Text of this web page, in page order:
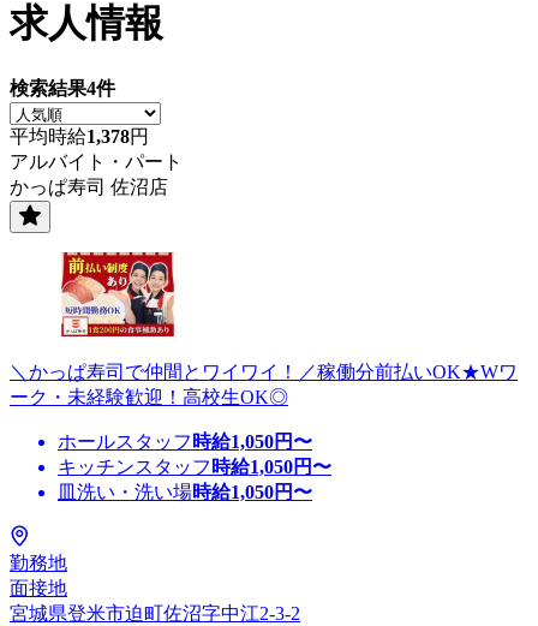
求人情報
検索結果4件
平均時給1,378円
アルバイト・パート
かっぱ寿司 佐沼店
＼かっぱ寿司で仲間とワイワイ！／稼働分前払いOK★Wワ
ーク・未経験歓迎！高校生OK◎
ホールスタッフ 時給1,050円〜
キッチンスタッフ 時給1,050円〜
皿洗い・洗い場時給1,050円〜
勤務地
面接地
宮城県登米市迫町佐沼字中江2-3-2